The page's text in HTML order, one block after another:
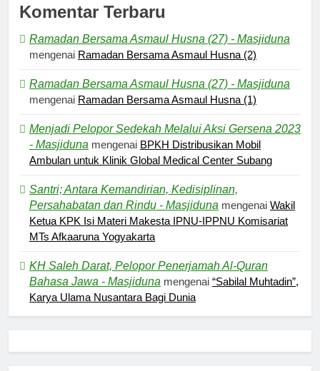
Komentar Terbaru
Ramadan Bersama Asmaul Husna (27) - Masjiduna
mengenai Ramadan Bersama Asmaul Husna (2)
Ramadan Bersama Asmaul Husna (27) - Masjiduna
mengenai Ramadan Bersama Asmaul Husna (1)
Menjadi Pelopor Sedekah Melalui Aksi Gersena 2023
- Masjiduna mengenai BPKH Distribusikan Mobil
Ambulan untuk Klinik Global Medical Center Subang
Santri; Antara Kemandirian, Kedisiplinan,
Persahabatan dan Rindu - Masjiduna mengenai Wakil
Ketua KPK Isi Materi Makesta IPNU-IPPNU Komisariat
MTs Afkaaruna Yogyakarta
KH Saleh Darat, Pelopor Penerjamah Al-Quran
Bahasa Jawa - Masjiduna mengenai “Sabilal Muhtadin”,
Karya Ulama Nusantara Bagi Dunia